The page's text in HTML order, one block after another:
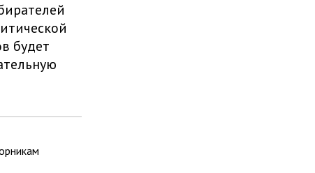
будет